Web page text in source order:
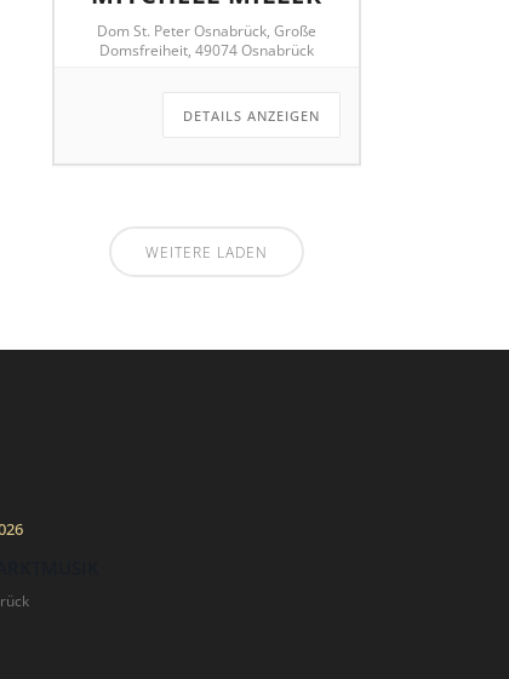
Dom St. Peter Osnabrück, Große
Domsfreiheit, 49074 Osnabrück
DETAILS ANZEIGEN
WEITERE LADEN